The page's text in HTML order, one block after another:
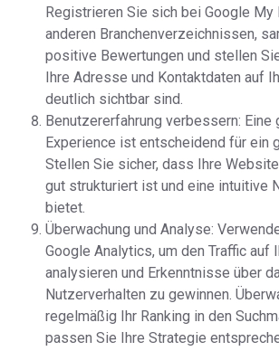
Registrieren Sie sich bei Google My
anderen Branchenverzeichnissen,
positive Bewertungen und stellen
Ihre Adresse und Kontaktdaten auf
deutlich sichtbar sind.
Benutzererfahrung verbessern: Eine
Experience ist entscheidend für ein
Stellen Sie sicher, dass Ihre
gut strukturiert ist und eine intuitive
bietet.
Überwachung und Analyse:
Google Analytics, um den Traffic auf
analysieren und Erkenntnisse über
Nutzerverhalten zu gewinnen.
regelmäßig Ihr Ranking in den
passen Sie Ihre Strategie